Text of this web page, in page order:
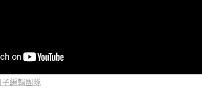
子編輯團隊